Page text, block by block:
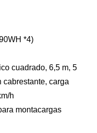
*4)
cuadrado, 6,5 m, 5
carga
h
montacargas